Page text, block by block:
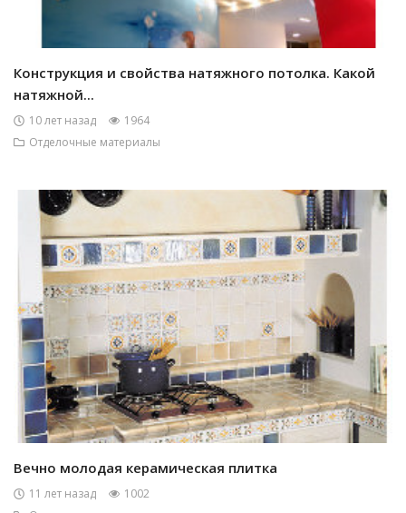
Конструкция и свойства натяжного потолка. Какой
натяжной...
10 лет назад
1964
Отделочные материалы
Вечно молодая керамическая плитка
11 лет назад
1002